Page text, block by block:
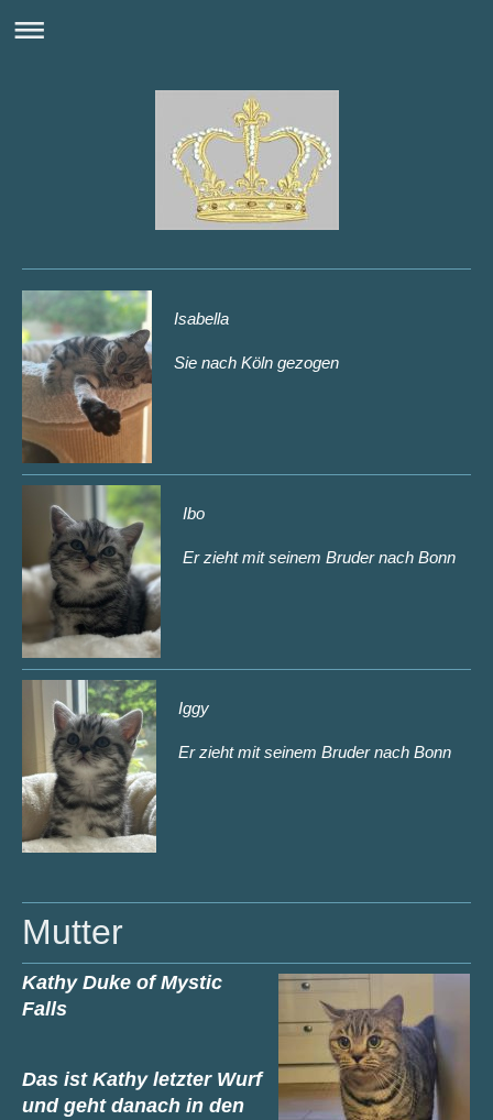
Isabella
Sie nach Köln gezogen
Ibo
Er zieht mit seinem Bruder nach Bonn
Iggy
Er zieht mit seinem Bruder nach Bonn
Mutter
Kathy Duke of Mystic
Falls
Das ist Kathy letzter Wurf
und geht danach in den